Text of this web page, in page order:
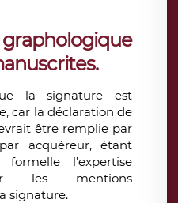
.
la signature est
car la déclaration de
être remplie par
acquéreur, étant
l’expertise
les mentions
signature.